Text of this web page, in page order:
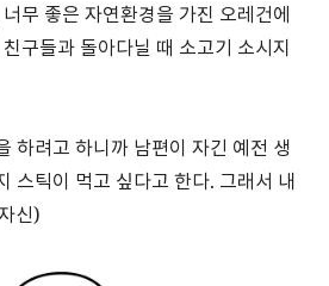
무 좋은 자연환경을 가진 오레건에
구들과 돌아다닐 때 소고기 소시지
하려고 하니까 남편이 자긴 예전 생
스틱이 먹고 싶다고 한다. 그래서 내
신)